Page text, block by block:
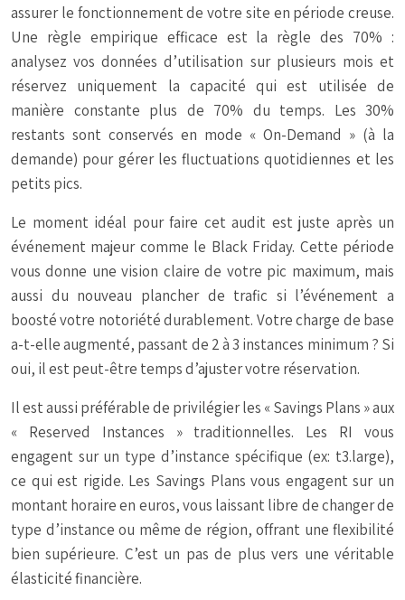
assurer le fonctionnement de votre site en période creuse.
Une règle empirique efficace est la règle des 70% :
analysez vos données d’utilisation sur plusieurs mois et
réservez uniquement la capacité qui est utilisée de
manière constante plus de 70% du temps. Les 30%
restants sont conservés en mode « On-Demand » (à la
demande) pour gérer les fluctuations quotidiennes et les
petits pics.
Le moment idéal pour faire cet audit est juste après un
événement majeur comme le Black Friday. Cette période
vous donne une vision claire de votre pic maximum, mais
aussi du nouveau plancher de trafic si l’événement a
boosté votre notoriété durablement. Votre charge de base
a-t-elle augmenté, passant de 2 à 3 instances minimum ? Si
oui, il est peut-être temps d’ajuster votre réservation.
Il est aussi préférable de privilégier les « Savings Plans » aux
« Reserved Instances » traditionnelles. Les RI vous
engagent sur un type d’instance spécifique (ex: t3.large),
ce qui est rigide. Les Savings Plans vous engagent sur un
montant horaire en euros, vous laissant libre de changer de
type d’instance ou même de région, offrant une flexibilité
bien supérieure. C’est un pas de plus vers une véritable
élasticité financière.